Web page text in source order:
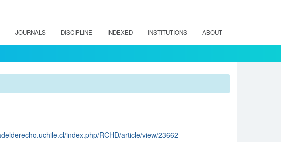
JOURNALS DISCIPLINE INDEXED INSTITUTIONS ABOUT
index.php/RCHD/article/view/23662